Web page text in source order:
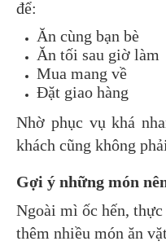
để:
Ăn cùng bạn bè
Ăn tối sau giờ làm
Mua mang về
Đặt giao hàng
Nhờ phục vụ khá
khách cũng không
Gợi ý những món
Ngoài mì ốc hến,
thêm nhiều món ăn